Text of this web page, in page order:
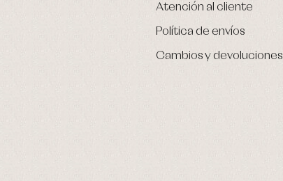
Atención al cliente
Política de envíos
Cambios y devoluciones